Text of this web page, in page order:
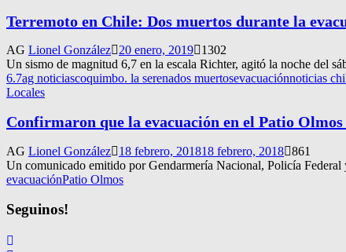
Terremoto en Chile: Dos muertos durante la
AG Lionel González 20 enero, 2019
1302
Un sismo de magnitud 6,7 en la escala Richter, agitó la noche del
6.7ag noticiascoquimbo. la serenados muertosevacuaciónnoticias
Locales
Confirmaron que la evacuación en el Patio
AG Lionel González 18 febrero, 201818 febrero, 2018 861
Un comunicado emitido por Gendarmería Nacional, Policía
evacuaciónPatio Olmos
Seguinos!